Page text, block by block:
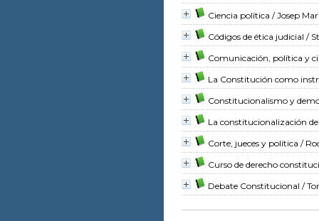
Ciencia política / Josep
Códigos de ética judicial /
Comunicación, política y
La Constitución como
Constitucionalismo y
La constitucionalización
Corte, jueces y política /
Curso de derecho
Debate Constitucional /